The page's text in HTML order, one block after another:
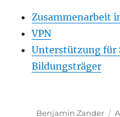
Zusammenarbeit
VPN
Unterstützung für
Bildungsträger
Autor
Benjamin Zander